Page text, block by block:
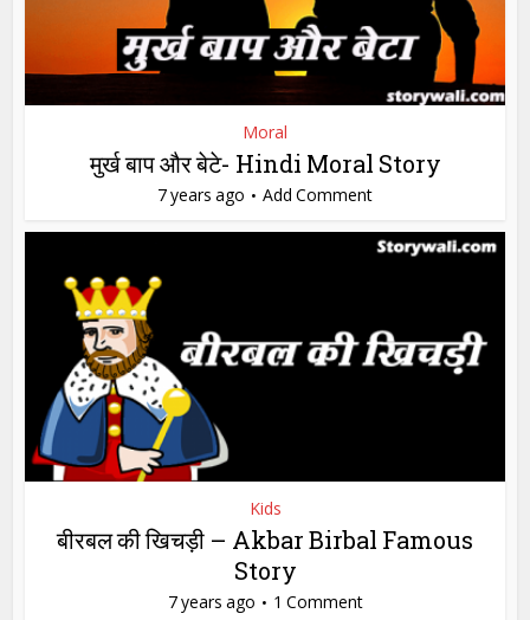
Moral
मुर्ख बाप और बेटे- Hindi Moral Story
7 years ago Add Comment
Kids
बीरबल की खिचड़ी – Akbar Birbal Famous
Story
7 years ago 1 Comment